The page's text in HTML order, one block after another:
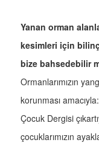
Yanan orman
kesimleri için
bize bahsedebilir
Ormanlarımızın
korunması
Çocuk Dergisi
çocuklarımızın